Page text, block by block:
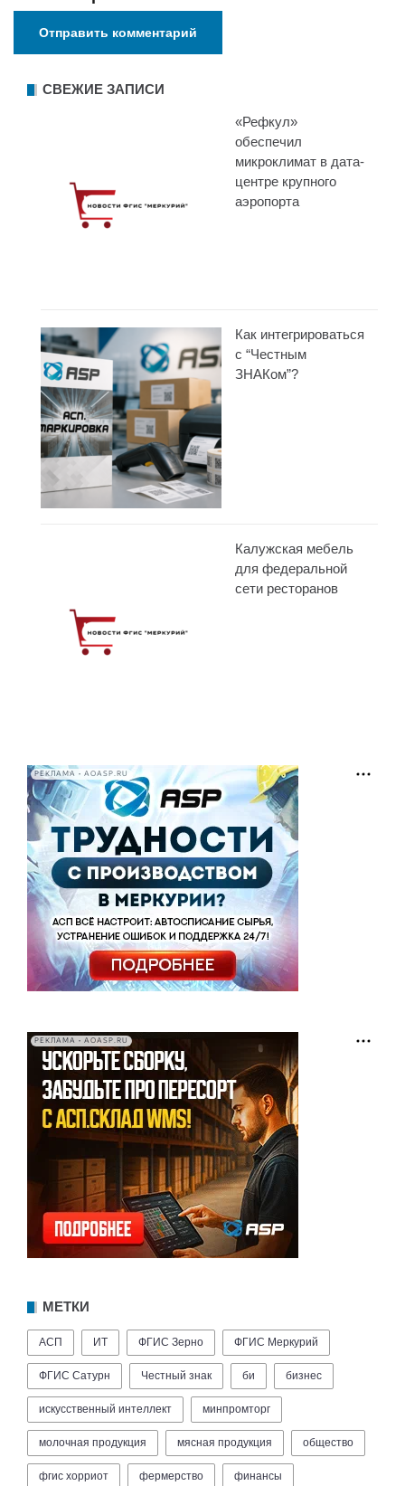
СВЕЖИЕ ЗАПИСИ
«Рефкул»
обеспечил
микроклимат в дата-
центре крупного
аэропорта
Как интегрироваться
с “Честным
ЗНАКом”?
Калужская мебель
для федеральной
сети ресторанов
РЕКЛАМА • AOASP.RU
РЕКЛАМА • AOASP.RU
МЕТКИ
АСП ИТ ФГИС Зерно ФГИС Меркурий
ФГИС Сатурн Честный знак би бизнес
искусственный интеллект минпромторг
молочная продукция мясная продукция общество
фгис хорриот фермерство финансы